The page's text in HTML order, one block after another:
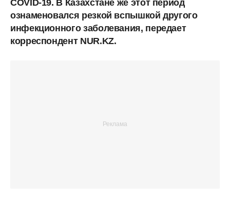
COVID-19. В Казахстане же этот период
ознаменовался резкой вспышкой другого
инфекционного заболевания, передает
корреспондент NUR.KZ.